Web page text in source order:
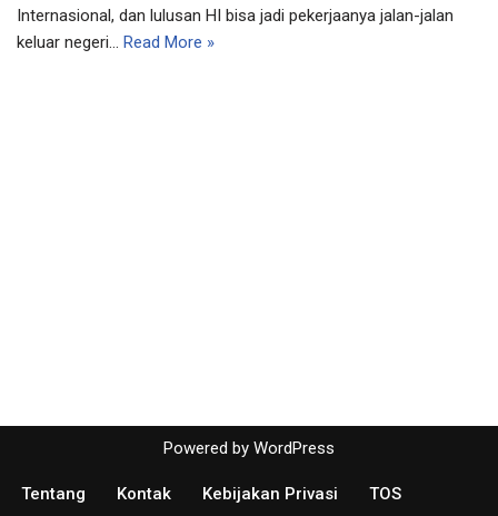
Internasional, dan lulusan HI bisa jadi pekerjaanya jalan-jalan
keluar negeri… Read More »
Powered by WordPress
Tentang Kontak Kebijakan Privasi TOS